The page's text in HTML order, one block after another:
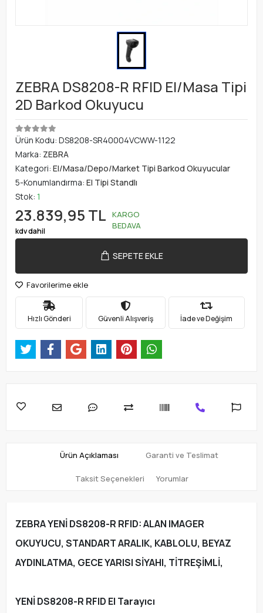
ZEBRA DS8208-R RFID El/Masa Tipi
2D Barkod Okuyucu
Ürün Kodu: DS8208-SR40004VCWW-1122
Marka: ZEBRA
Kategori: El/Masa/Depo/Market Tipi Barkod Okuyucular
5-Konumlandırma: El Tipi Standlı
Stok: 1
23.839,95 TL
kdv dahil
KARGO
BEDAVA
SEPETE EKLE
Favorilerime ekle
Hızlı Gönderi Güvenli Alışveriş İade ve Değişim
Ürün Açıklaması Garanti ve Teslimat
Taksit Seçenekleri Yorumlar
ZEBRA YENİ DS8208-R RFID: ALAN IMAGER
OKUYUCU, STANDART ARALIK, KABLOLU, BEYAZ
AYDINLATMA, GECE YARISI SİYAHI, TİTREŞİMLİ,
YENİ DS8208-R RFID El Tarayıcı